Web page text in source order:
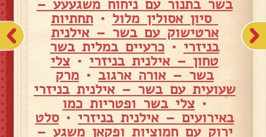
בשר בתנור עם ניחוח משגעעע –
סיון אסולין מלול •תחתיות
ארטישוק עם בשר – אילנית
בניזרי • כרעיים במלית בשר
טחון – אילנית בניזרי • צלי
בשר – אורה ארגוב • מרק
שעועית עם בשר – אילנית בניזרי
• צלי בשר ופטריות כמו
באירועים – אילנית בניזרי •סלט
ירוק עם חמוציות ופקאן משגע –